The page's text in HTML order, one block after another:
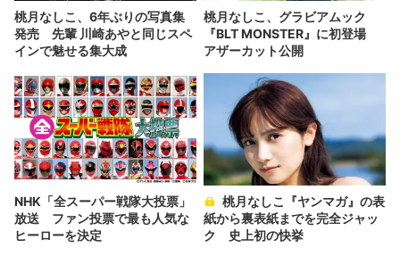
桃月なしこ、6年ぶりの写真集
発売 先輩 川崎あやと同じスペ
インで魅せる集大成
桃月なしこ、グラビアムック
『BLT MONSTER』に初登場
アザーカット公開
NHK「全スーパー戦隊大投票」
放送 ファン投票で最も人気な
ヒーローを決定
紙から裏表紙までを完全ジャッ
ク 史上初の快挙